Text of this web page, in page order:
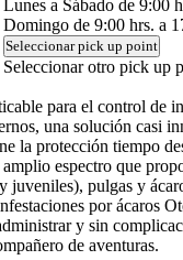
Lunes a Sábado de 9:00
Domingo de 9:00 hrs. a
Seleccionar pick up point
Seleccionar otro pick up
para el control de
una solución casi
la protección tiempo
espectro que
juveniles), pulgas y
por ácaros
y sin
de aventuras.